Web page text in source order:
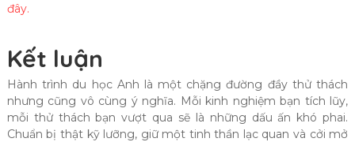
đây.
Kết luận
Hành trình du học Anh là một chặng đường đầy thử thách
nhưng cũng vô cùng ý nghĩa. Mỗi kinh nghiệm bạn tích lũy,
mỗi thử thách bạn vượt qua sẽ là những dấu ấn khó phai.
Chuẩn bị thật kỹ lưỡng, giữ một tinh thần lạc quan và cởi mở